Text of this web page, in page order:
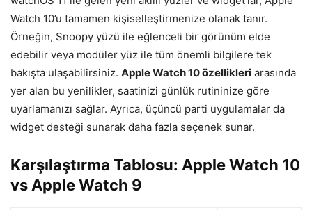
Watch 10’u tamamen kişiselleştirmenize olanak tanır.
Örneğin, Snoopy yüzü ile eğlenceli bir görünüm elde
edebilir veya modüler yüz ile tüm önemli bilgilere tek
bakışta ulaşabilirsiniz. Apple Watch 10 özellikleri arasında
yer alan bu yenilikler, saatinizi günlük rutininize göre
uyarlamanızı sağlar. Ayrıca, üçüncü parti uygulamalar da
widget desteği sunarak daha fazla seçenek sunar.
Karşılaştırma Tablosu: Apple Watch 10
vs Apple Watch 9